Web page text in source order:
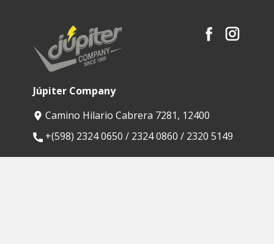
Júpiter Company
Camino Hilario Cabrera 7281, 12400
​+(598) 2324 0650 / 2324 0860 / 2320 5149